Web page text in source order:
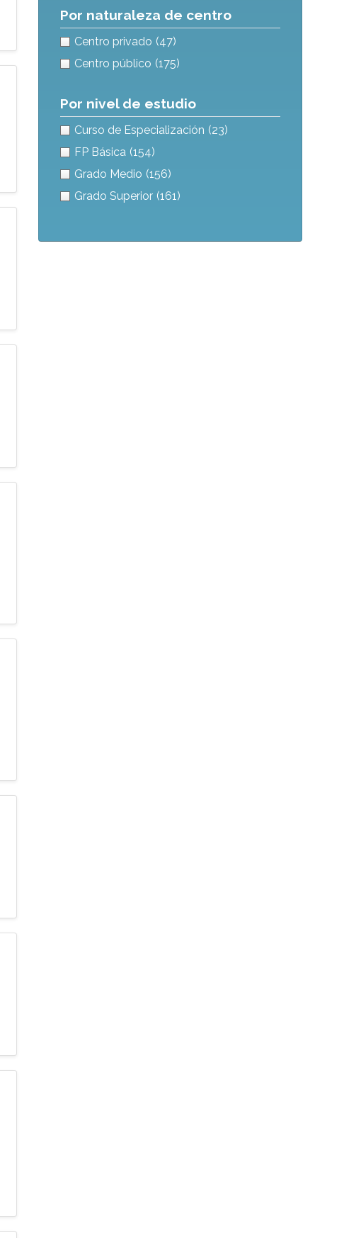
Por naturaleza de centro
Centro privado (47)
Centro público (175)
Por nivel de estudio
Curso de Especialización (23)
FP Básica (154)
Grado Medio (156)
Grado Superior (161)